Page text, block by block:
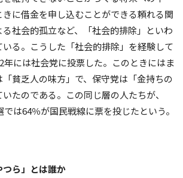
に借金を申し込むことができる頼れる関
社会的孤立など、「社会的排除」といわ
る。こうした「社会的排除」を経験して
年には社会党に投票した。このときにはま
貧乏人の味方」で、保守党は「金持ちの
たのである。この同じ層の人たちが、
は64％が国民戦線に票を投じたという。
つら」とは誰か